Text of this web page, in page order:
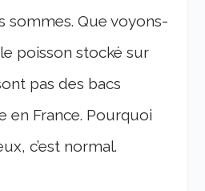
sommes. Que voyons-
poisson stocké sur
pas des bacs
en France. Pourquoi
c’est normal.